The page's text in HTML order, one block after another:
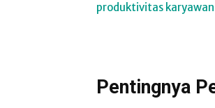
produktivitas karyawan
Pentingnya